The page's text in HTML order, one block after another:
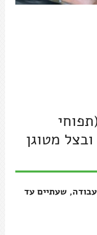
מטוגן
בשרי, 30 דקות עבודה, שעתיים עד